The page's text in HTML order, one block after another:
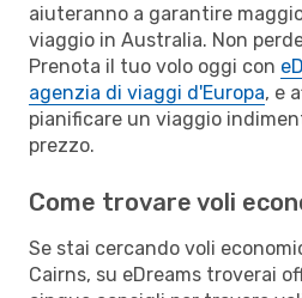
aiuteranno a garantire
viaggio in Australia. Non
Prenota il tuo volo oggi con
agenzia di viaggi d'Europa, e
pianificare un viaggio
prezzo.
Come trovare voli
Se stai cercando voli
Cairns, su eDreams troverai